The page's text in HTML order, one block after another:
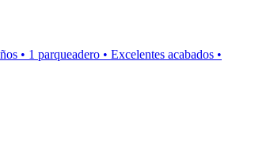
• 1 parqueadero • Excelentes acabados •